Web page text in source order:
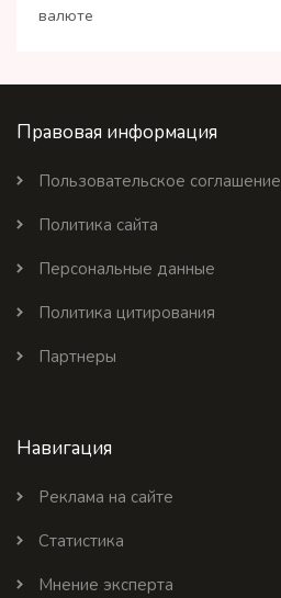
валюте
Правовая информация
Пользовательское соглашение
Политика сайта
Персональные данные
Политика цитирования
Партнеры
Навигация
Реклама на сайте
Статистика
Мнение эксперта